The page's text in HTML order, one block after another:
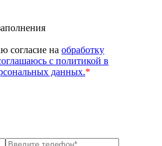
согласие на обработку
с политикой в
данных.*